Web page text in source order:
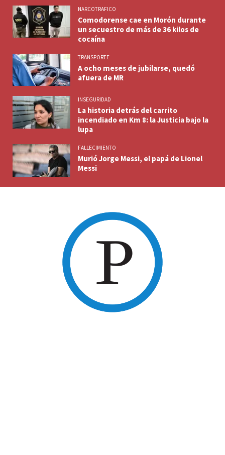
NARCOTRAFICO
Comodorense cae en Morón durante
un secuestro de más de 36 kilos de
cocaína
TRANSPORTE
A ocho meses de jubilarse, quedó
afuera de MR
INSEGURIDAD
La historia detrás del carrito
incendiado en Km 8: la Justicia bajo la
lupa
FALLECIMIENTO
Murió Jorge Messi, el papá de Lionel
Messi